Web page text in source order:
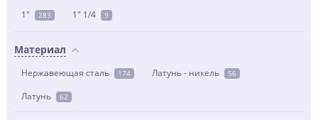
1" 283 1" 1/4 9
Материал
Нержавеющая сталь 174 Латунь - никель 56
Латунь 62